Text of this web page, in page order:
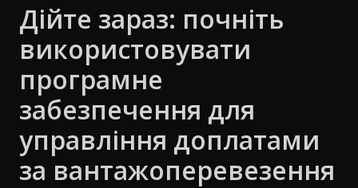
Дійте зараз: почніть
використовувати
програмне
забезпечення для
управління доплатами
за вантажоперевезення